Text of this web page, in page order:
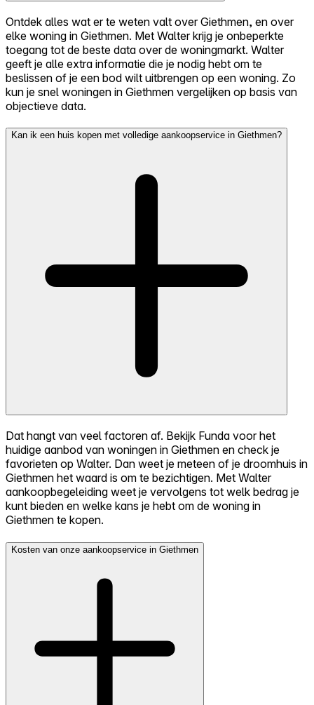
Ontdek alles wat er te weten valt over Giethmen, en over
elke woning in Giethmen. Met Walter krijg je onbeperkte
toegang tot de beste data over de woningmarkt. Walter
geeft je alle extra informatie die je nodig hebt om te
beslissen of je een bod wilt uitbrengen op een woning. Zo
kun je snel woningen in Giethmen vergelijken op basis van
objectieve data.
Kan ik een huis kopen met volledige aankoopservice in Giethmen?
Dat hangt van veel factoren af. Bekijk Funda voor het
huidige aanbod van woningen in Giethmen en check je
favorieten op Walter. Dan weet je meteen of je droomhuis in
Giethmen het waard is om te bezichtigen. Met Walter
aankoopbegeleiding weet je vervolgens tot welk bedrag je
kunt bieden en welke kans je hebt om de woning in
Giethmen te kopen.
Kosten van onze aankoopservice in Giethmen